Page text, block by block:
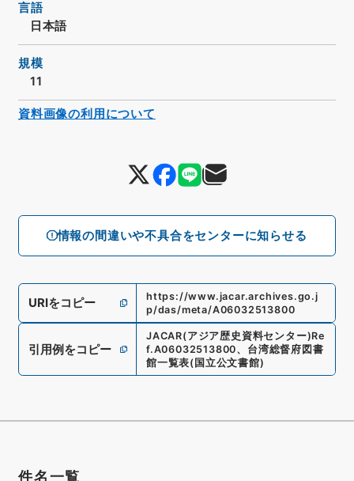
情報の間違いや不具合をセンターに知らせる
言語
日本語
規模
11
URIをコピー
https://www.jacar.archives.go.j
p/das/meta/A06032513800
引用例をコピー
JACAR(アジア歴史資料センター)Re
f.A06032513800、 台湾総督府図書
館一覧表( 国立公文書館)
資料画像の利用について
件名一覧